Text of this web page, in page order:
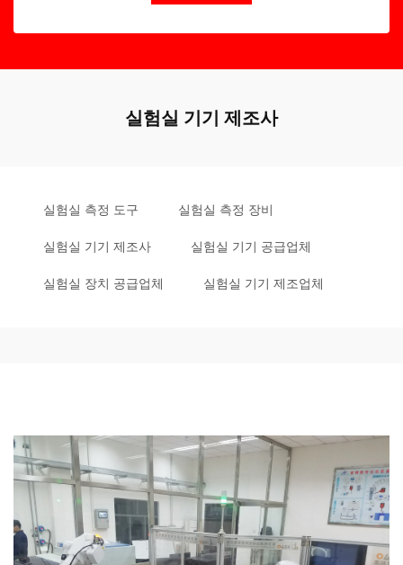
실험실 기기 제조사
실험실 측정 도구 실험실 측정 장비
실험실 기기 제조사 실험실 기기 공급업체
실험실 장치 공급업체 실험실 기기 제조업체